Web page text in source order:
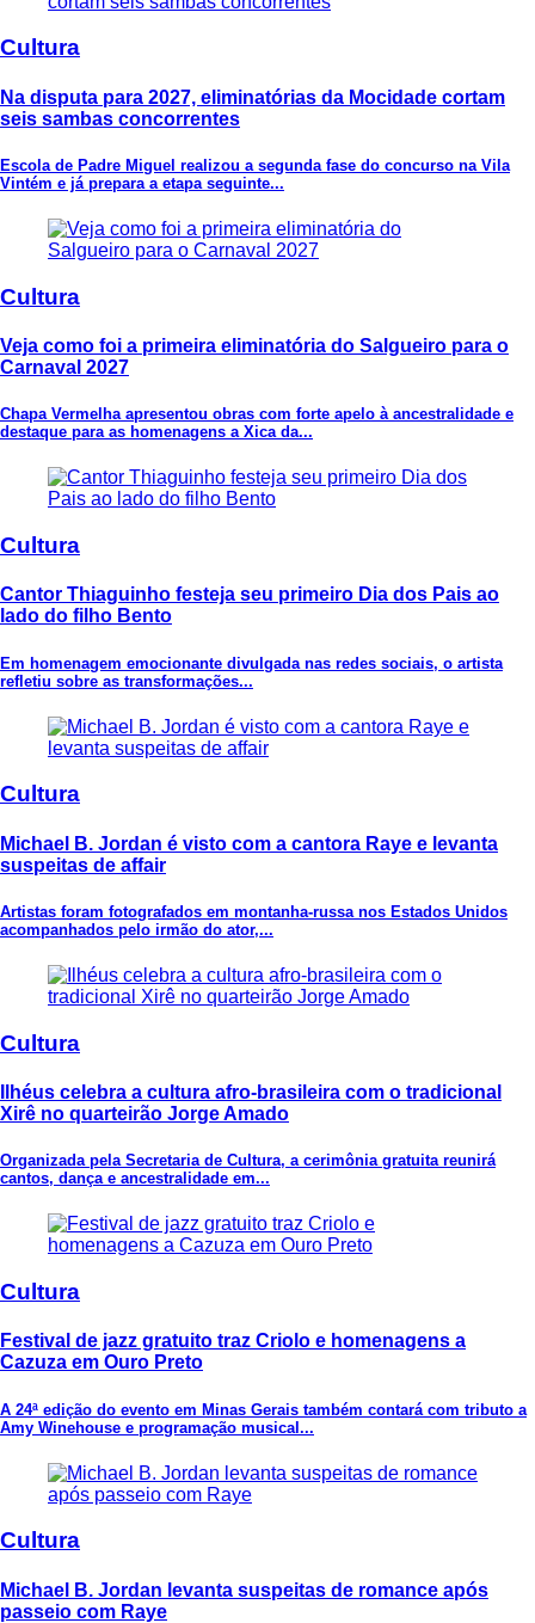
Cultura
Na disputa para 2027, eliminatórias da Mocidade cortam
seis sambas concorrentes
Escola de Padre Miguel realizou a segunda fase do concurso na Vila
Vintém e já prepara a etapa seguinte...
Cultura
Veja como foi a primeira eliminatória do Salgueiro para o
Carnaval 2027
Chapa Vermelha apresentou obras com forte apelo à ancestralidade e
destaque para as homenagens a Xica da...
Cultura
Cantor Thiaguinho festeja seu primeiro Dia dos Pais ao
lado do filho Bento
Em homenagem emocionante divulgada nas redes sociais, o artista
refletiu sobre as transformações...
Cultura
Michael B. Jordan é visto com a cantora Raye e levanta
suspeitas de affair
Artistas foram fotografados em montanha-russa nos Estados Unidos
acompanhados pelo irmão do ator,...
Cultura
Ilhéus celebra a cultura afro-brasileira com o tradicional
Xirê no quarteirão Jorge Amado
Organizada pela Secretaria de Cultura, a cerimônia gratuita reunirá
cantos, dança e ancestralidade em...
Cultura
Festival de jazz gratuito traz Criolo e homenagens a
Cazuza em Ouro Preto
A 24ª edição do evento em Minas Gerais também contará com tributo a
Amy Winehouse e programação musical...
Cultura
Michael B. Jordan levanta suspeitas de romance após
passeio com Raye